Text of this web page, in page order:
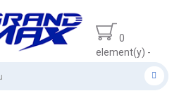
0
element(y) -